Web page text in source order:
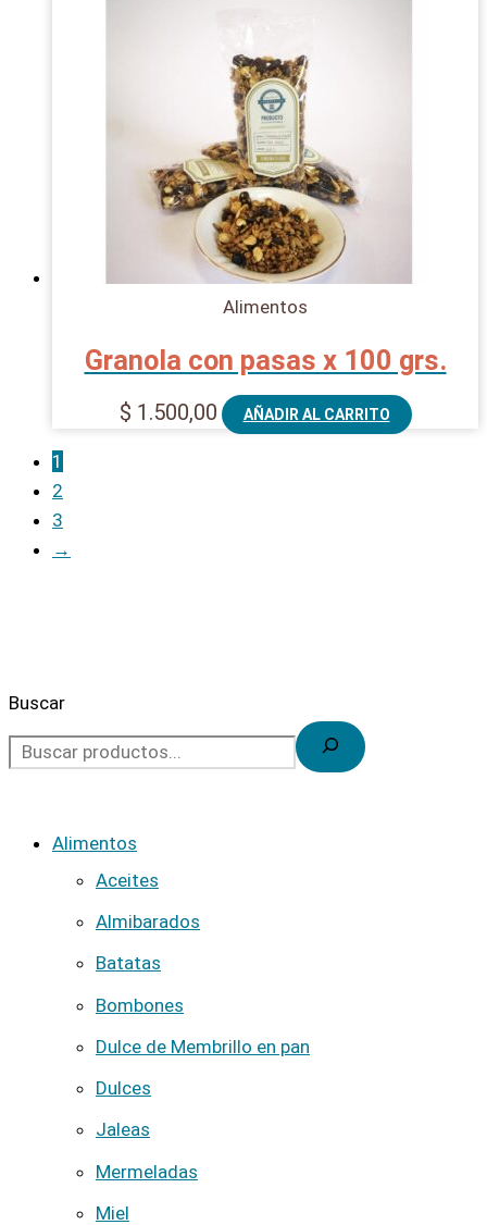
Buscar
Alimentos
Aceites
Almibarados
Batatas
Bombones
Dulce de Membrillo en pan
Dulces
Jaleas
Mermeladas
Miel
Alimentos
Granola con pasas x 100 grs.
$ 1.500,00 AÑADIR AL CARRITO
1
2
3
→